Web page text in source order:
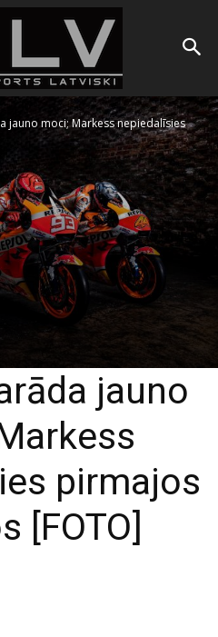
jauno moci; Markess nepiedalīsies
jauno
pirmajos
[FOTO]